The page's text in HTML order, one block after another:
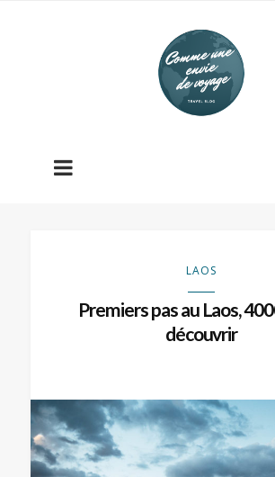
Comme
une
envie
de
LAOS
Premiers pas au Laos,
découvrir